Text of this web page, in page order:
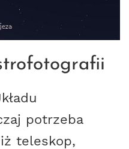
potrzeba
teleskop,